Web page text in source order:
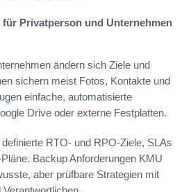
Privatperson und Unternehmen
ändern sich Ziele und
sichern meist Fotos, Kontakte und
einfache, automatisierte
Drive oder externe Festplatten.
RTO- und RPO-Ziele, SLAs
Backup Anforderungen KMU
aber prüfbare Strategien mit